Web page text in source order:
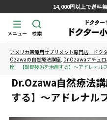
14,000円以上で送料
検索
メニュー
アメリカ医療用サプリメント専門店 ドク
Ozawaの自然療法講座, Dr.Ozawaナチュロ
座 【副腎疲労を治療する】〜アドレナル
Dr.Ozawa自然療法
する】〜アドレナル